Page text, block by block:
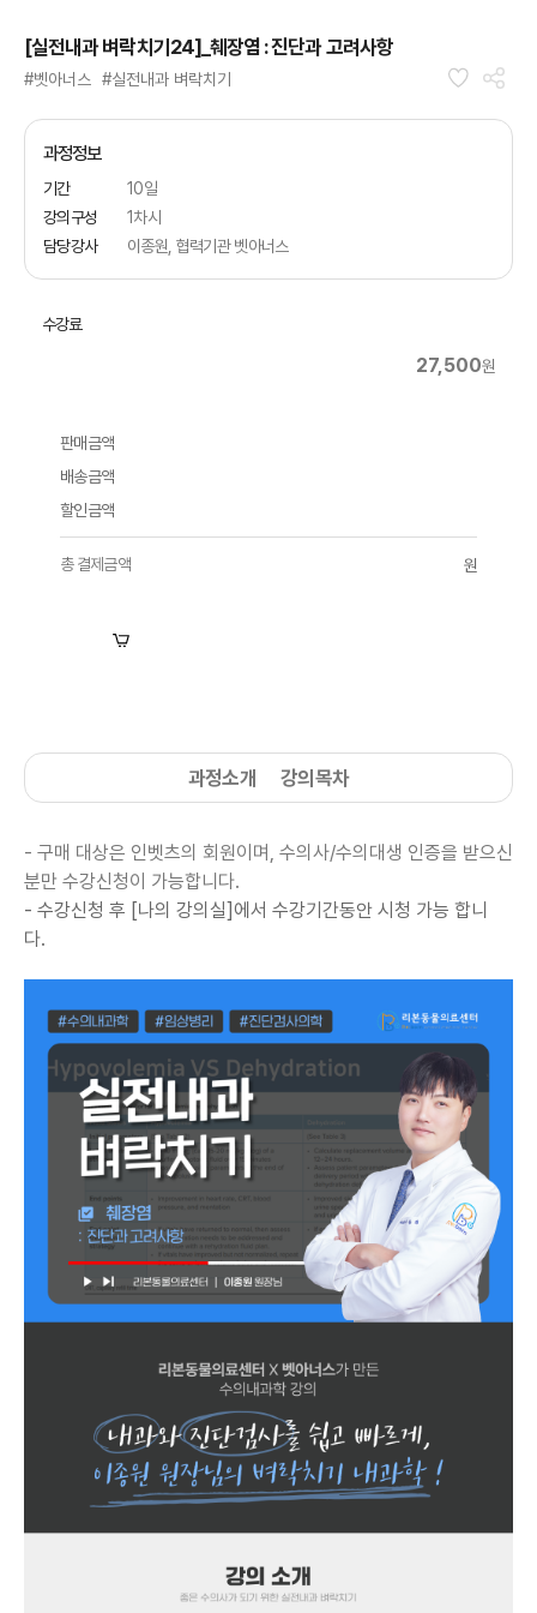
[실전내과 벼락치기24]_췌장염 : 진단과 고려사항
#벳아너스 #실전내과 벼락치기
과정정보
기간
10일
강의구성
1차시
담당강사
이종원, 협력기관 벳아너스
수강료
27,500원
판매금액
배송금액
할인금액
총 결제금액 원
과정소개 강의목차
- 구매 대상은 인벳츠의 회원이며, 수의사/수의대생 인증을 받으신
분만 수강신청이 가능합니다.
- 수강신청 후 [나의 강의실]에서 수강기간동안 시청 가능 합니
다.